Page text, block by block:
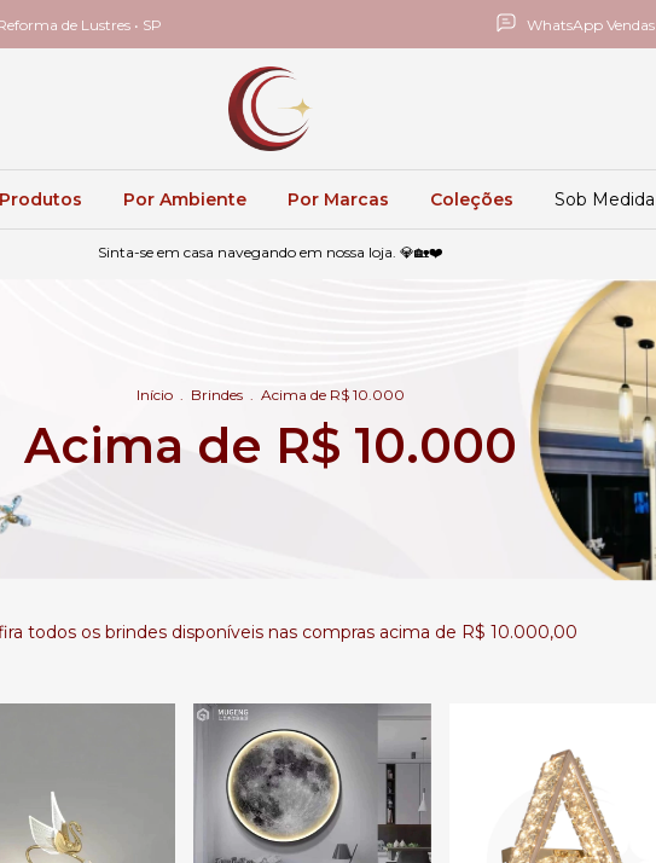
de Lustres • SP WhatsApp Vendas
Por Ambiente Por Marcas Coleções Sob Medida
Sinta-se em casa navegando em nossa loja. 💎🏡❤️
Início . Brindes . Acima de R$ 10.000
Acima de R$ 10.000
todos os brindes disponíveis nas compras acima de R$ 10.000,00